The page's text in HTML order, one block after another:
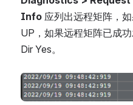
Info 应列出远程矩阵，
UP，如果远程矩阵已成
Dir Yes。
Open